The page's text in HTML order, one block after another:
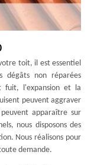
toit, il est essentiel
dégâts non réparées
fuit, l'expansion et la
peuvent aggraver
apparaître sur
nous disposons des
Nous réalisons pour
demande.